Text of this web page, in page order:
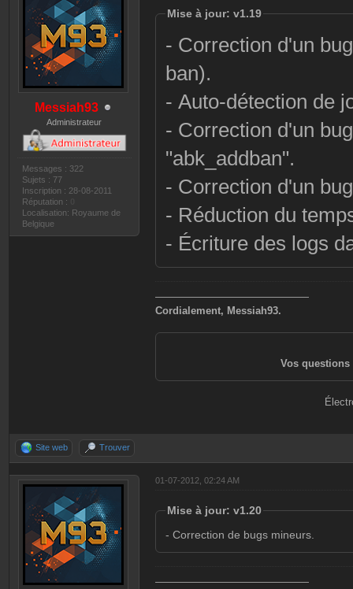
Messiah93
Administrateur
Messages : 322
Sujets : 77
Inscription : 28-08-2011
Réputation :
Localisation: Royaume de
Belgique
Mise à jour: v1.19
- Correction d'un
ban).
- Auto-détection de
- Correction d'un
"abk_addban".
- Correction d'un
- Réduction du
- Écriture des logs
———————————————
Cordialement, Messiah93.
Vos questions
Site web Trouver
01-07-2012, 02:24 AM
Mise à jour: v1.20
- Correction de bugs mineurs.
———————————————